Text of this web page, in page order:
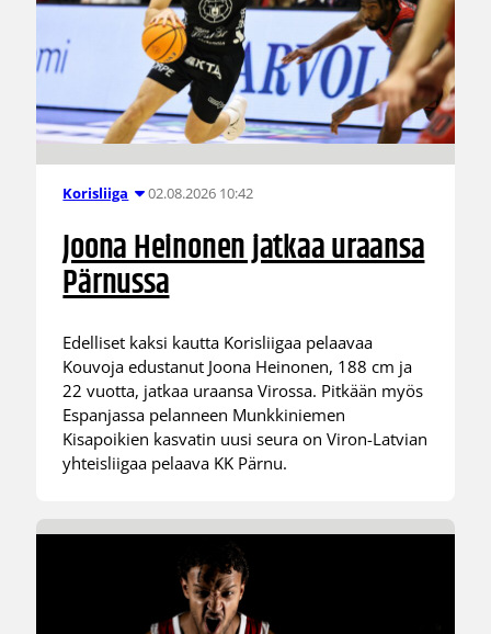
Korisliiga 02.08.2026 10:42
Joona Heinonen jatkaa uraansa
Pärnussa
Edelliset kaksi kautta Korisliigaa pelaavaa
Kouvoja edustanut Joona Heinonen, 188 cm ja
22 vuotta, jatkaa uraansa Virossa. Pitkään myös
Espanjassa pelanneen Munkkiniemen
Kisapoikien kasvatin uusi seura on Viron-Latvian
yhteisliigaa pelaava KK Pärnu.